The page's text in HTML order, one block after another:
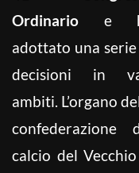
Ordinario e
adottato una
decisioni in
ambiti. L’organo
confederazione
calcio del